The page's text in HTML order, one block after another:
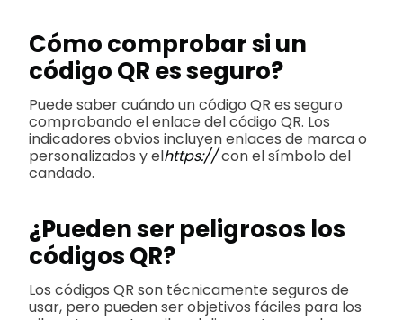
Cómo comprobar si un
código QR es seguro?
Puede saber cuándo un código QR es seguro
comprobando el enlace del código QR. Los
indicadores obvios incluyen enlaces de marca o
personalizados y elhttps://con el símbolo del
candado.
¿Pueden ser peligrosos los
códigos QR?
Los códigos QR son técnicamente seguros de
usar, pero pueden ser objetivos fáciles para los